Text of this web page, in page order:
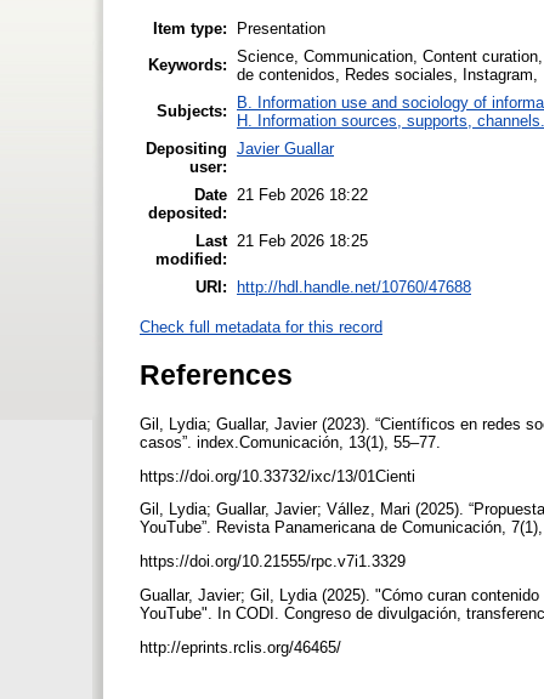
Item type:
Presentation
Keywords: Science, Communication, Content
de contenidos, Redes sociales, Instagram,
Subjects:
B. Information use and sociology of
H. Information sources, supports, channels.
Depositing
user:
Javier Guallar
Date
deposited:
21 Feb 2026 18:22
Last
modified:
21 Feb 2026 18:25
URI: http://hdl.handle.net/10760/47688
Check full metadata for this record
References
Gil, Lydia; Guallar, Javier (2023). “Científicos en redes
casos”. index.Comunicación, 13(1), 55–77.
https://doi.org/10.33732/ixc/13/01Cienti
Gil, Lydia; Guallar, Javier; Vállez, Mari (2025).
YouTube”. Revista Panamericana de Comunicación,
https://doi.org/10.21555/rpc.v7i1.3329
Guallar, Javier; Gil, Lydia (2025). "Cómo curan
YouTube". In CODI. Congreso de divulgación,
http://eprints.rclis.org/46465/